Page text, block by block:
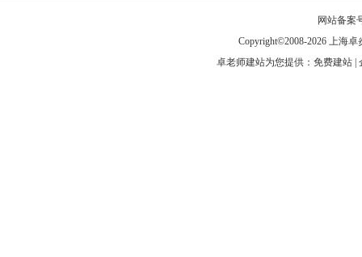
网站备案
Copyright©2008-2026 上海
卓老师建站为您提供：免费建站 |